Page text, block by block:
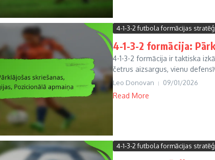
4-1-3-2 futbola formācijas
4-1-3-2 formācija:
4-1-3-2 formācija ir taktiska
četrus aizsargus, vienu
Leo Donovan 09/01/2026
Read More
4-1-3-2 futbola formācijas